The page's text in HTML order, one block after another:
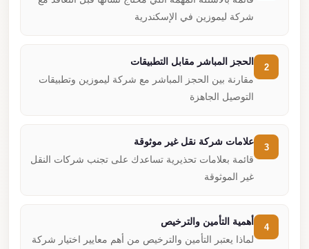
شركة ليموزين في الإسكندرية
الحجز المباشر مقابل التطبيقات
مقارنة بين الحجز المباشر مع شركة ليموزين وتطبيقات
التوصيل الجاهزة
علامات شركة نقل غير موثوقة
قائمة بعلامات تحذيرية تساعدك على تجنب شركات النقل
غير الموثوقة
أهمية التأمين والترخيص
لماذا يعتبر التأمين والترخيص من أهم معايير اختيار شركة